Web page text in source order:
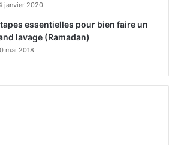
janvier 2020
essentielles pour bien faire un
lavage (Ramadan)
mai 2018